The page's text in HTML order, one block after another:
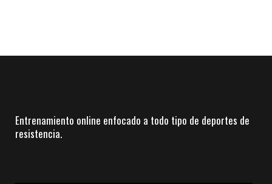
Entrenamiento online enfocado a todo tipo de deportes de
resistencia.